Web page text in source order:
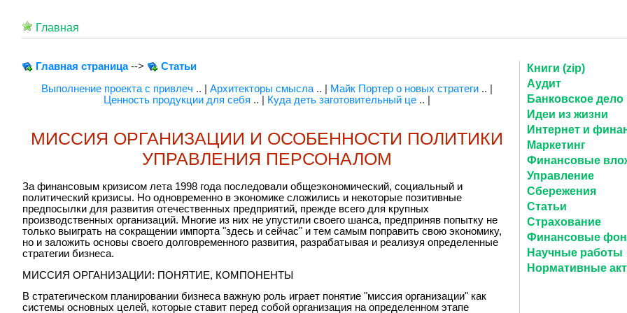
Главная
Главная страница-->
Статьи
Выполнение проекта с привлеч .. | Архитекторы смысла.. | Майк Портер о новых стратеги.. |
Ценность продукции для себя .. | Куда деть заготовительный це.. |
МИССИЯ ОРГАНИЗАЦИИ И ОСОБЕННОСТИ ПОЛИТИКИ
УПРАВЛЕНИЯ ПЕРСОНАЛОМ
За финансовым кризисом лета 1998 года последовали общеэкономический, социальный и
политический кризисы. Но одновременно в экономике сложились и некоторые позитивные
предпосылки для развития отечественных предприятий, прежде всего для крупных
производственных организаций. Многие из них не упустили своего шанса, предприняв попытку не
только выиграть на сокращении импорта "здесь и сейчас" и тем самым поправить свою экономику,
но и заложить основы своего долговременного развития, разрабатывая и реализуя определенные
стратегии бизнеса.
МИССИЯ ОРГАНИЗАЦИИ: ПОНЯТИЕ, КОМПОНЕНТЫ
В стратегическом планировании бизнеса важную роль играет понятие "миссия организации" как
системы основных целей, которые ставит перед собой организация на определенном этапе
Книги (zip)
Аудит
Банковское дело
Идеи из жизни
Интернет и
Маркетинг
Финансовые
Управление
Сбережения
Статьи
Страхование
Финансовые
Научные работы
Нормативные